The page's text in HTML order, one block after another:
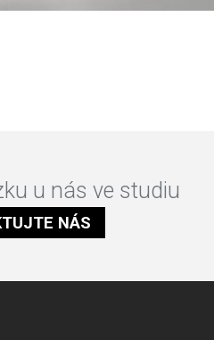
u nás ve studiu
NÁS